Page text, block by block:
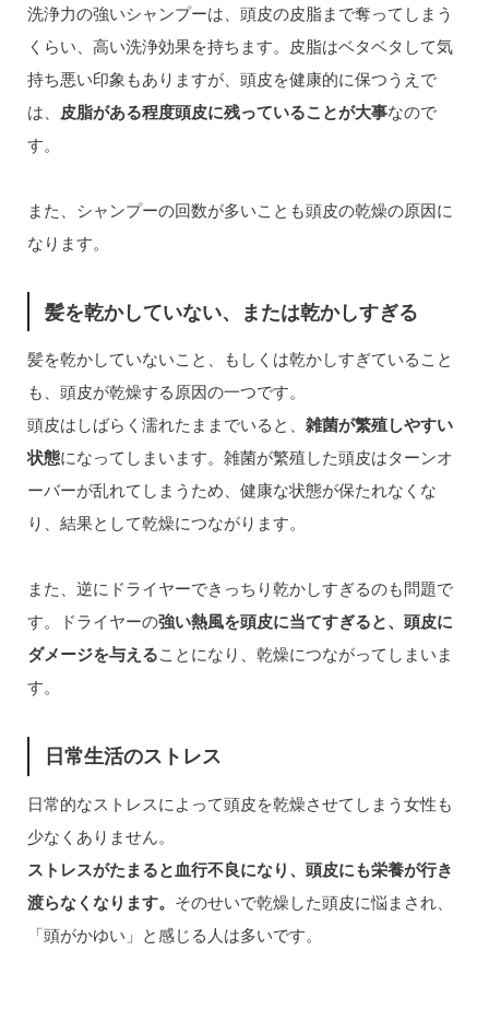
洗浄力の強いシャンプーは、頭皮の皮脂まで奪ってしまう
くらい、高い洗浄効果を持ちます。皮脂はベタベタして気
持ち悪い印象もありますが、頭皮を健康的に保つうえで
は、
皮脂がある程度頭皮に残っていることが大事なので
す。
また、シャンプーの回数が多いことも頭皮の乾燥の原因に
なります。
髪を乾かしていない、または乾かしすぎる
髪を乾かしていないこと、もしくは乾かしすぎていること
も、頭皮が乾燥する原因の一つです。
頭皮はしばらく濡れたままでいると、 雑菌が繁殖しやすい
状態になってしまいます。雑菌が繁殖した頭皮はターンオ
ーバーが乱れてしまうため、健康な状態が保たれなくな
り、結果として乾燥につながります。
また、逆にドライヤーできっちり乾かしすぎるのも問題で
す。ドライヤーの強い熱風を頭皮に当てすぎると、頭皮に
ダメージを与えることになり、乾燥につながってしまいま
す。
日常生活のストレス
日常的なストレスによって頭皮を乾燥させてしまう女性も
少なくありません。
ストレスがたまると血行不良になり、頭皮にも栄養が行き
渡らなくなります。 そのせいで乾燥した頭皮に悩まされ、
「頭がかゆい」と感じる人は多いです。